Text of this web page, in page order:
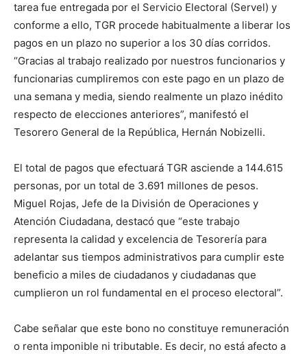
tarea fue entregada por el Servicio Electoral (Servel) y
conforme a ello, TGR procede habitualmente a liberar los
pagos en un plazo no superior a los 30 días corridos.
“Gracias al trabajo realizado por nuestros funcionarios y
funcionarias cumpliremos con este pago en un plazo de
una semana y media, siendo realmente un plazo inédito
respecto de elecciones anteriores”, manifestó el
Tesorero General de la República, Hernán Nobizelli.
El total de pagos que efectuará TGR asciende a 144.615
personas, por un total de 3.691 millones de pesos.
Miguel Rojas, Jefe de la División de Operaciones y
Atención Ciudadana, destacó que “este trabajo
representa la calidad y excelencia de Tesorería para
adelantar sus tiempos administrativos para cumplir este
beneficio a miles de ciudadanos y ciudadanas que
cumplieron un rol fundamental en el proceso electoral”.
Cabe señalar que este bono no constituye remuneración
o renta imponible ni tributable. Es decir, no está afecto a